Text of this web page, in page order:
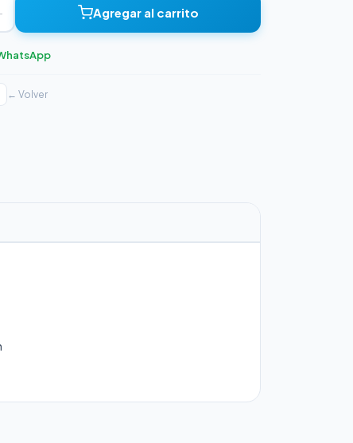
Agregar al carrito
← Volver